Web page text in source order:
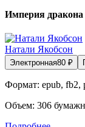
Империя дракона
Натали Якобсон
Электронная80 ₽
Формат: epub, fb2,
Объем: 306